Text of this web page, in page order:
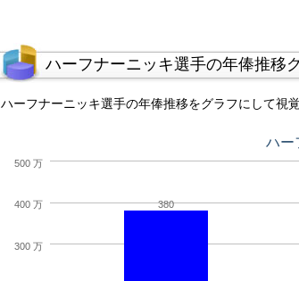
ハーフナーニッキ選手の年俸推移
ハーフナーニッキ選手の年俸推移をグラフにして視
ハー
380
300 万
400 万
500 万